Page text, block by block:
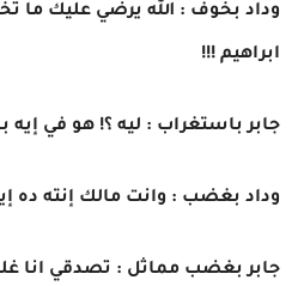
وداد بخوف : الله يرضي عليك ما
ابراهيم !!!
جابر باستغراب : ليه ؟! هو في إيه
وداد بغضب : وانت مالك إنته ده
جابر بغضب مماثل : تصدقي انا